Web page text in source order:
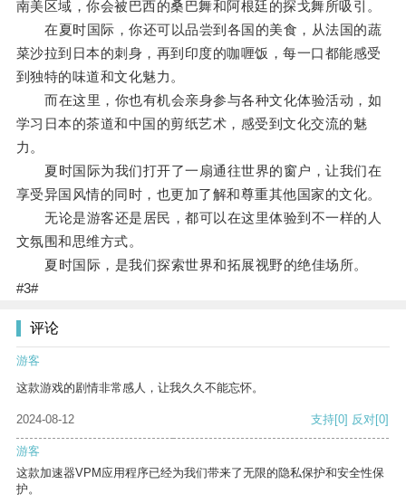
南美区域，你会被巴西的桑巴舞和阿根廷的探戈舞所吸引。
在夏时国际，你还可以品尝到各国的美食，从法国的蔬
菜沙拉到日本的刺身，再到印度的咖喱饭，每一口都能感受
到独特的味道和文化魅力。
而在这里，你也有机会亲身参与各种文化体验活动，如
学习日本的茶道和中国的剪纸艺术，感受到文化交流的魅
力。
夏时国际为我们打开了一扇通往世界的窗户，让我们在
享受异国风情的同时，也更加了解和尊重其他国家的文化。
无论是游客还是居民，都可以在这里体验到不一样的人
文氛围和思维方式。
夏时国际，是我们探索世界和拓展视野的绝佳场所。
#3#
评论
游客
这款游戏的剧情非常感人，让我久久不能忘怀。
2024-08-12 支持[0] 反对[0]
游客
这款加速器VPM应用程序已经为我们带来了无限的隐私保护和安全性保
护。